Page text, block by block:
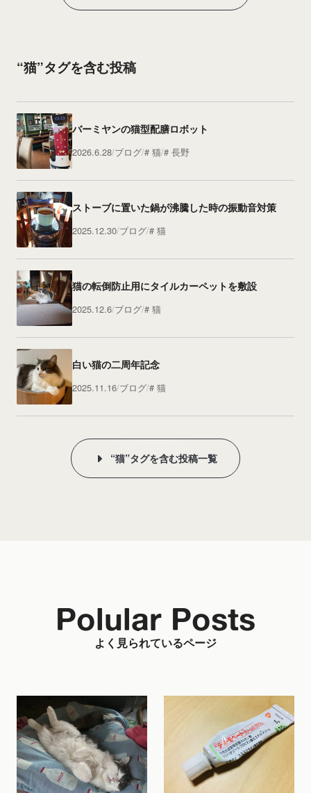
“猫”タグを含む投稿
バーミヤンの猫型配膳ロボット
2026.6.28 ブログ 猫 長野
ストーブに置いた鍋が沸騰した時の振動音対策
2025.12.30 ブログ 猫
猫の転倒防止用にタイルカーペットを敷設
2025.12.6 ブログ 猫
白い猫の二周年記念
2025.11.16 ブログ 猫
“猫”タグを含む投稿一覧
よく見られているページ
Polular Posts